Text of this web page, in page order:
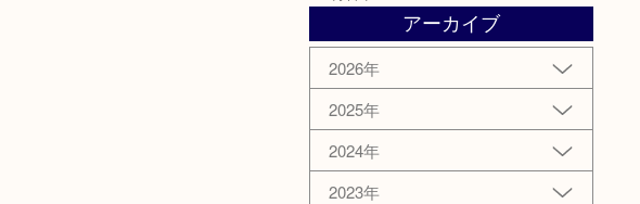
アーカイブ
2026年
2025年
2024年
2023年